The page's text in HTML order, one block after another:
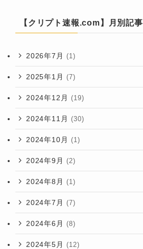
【クリプト速報.com】月別記事
2026年7月 (1)
2025年1月 (7)
2024年12月 (19)
2024年11月 (30)
2024年10月 (1)
2024年9月 (2)
2024年8月 (1)
2024年7月 (7)
2024年6月 (8)
2024年5月 (12)